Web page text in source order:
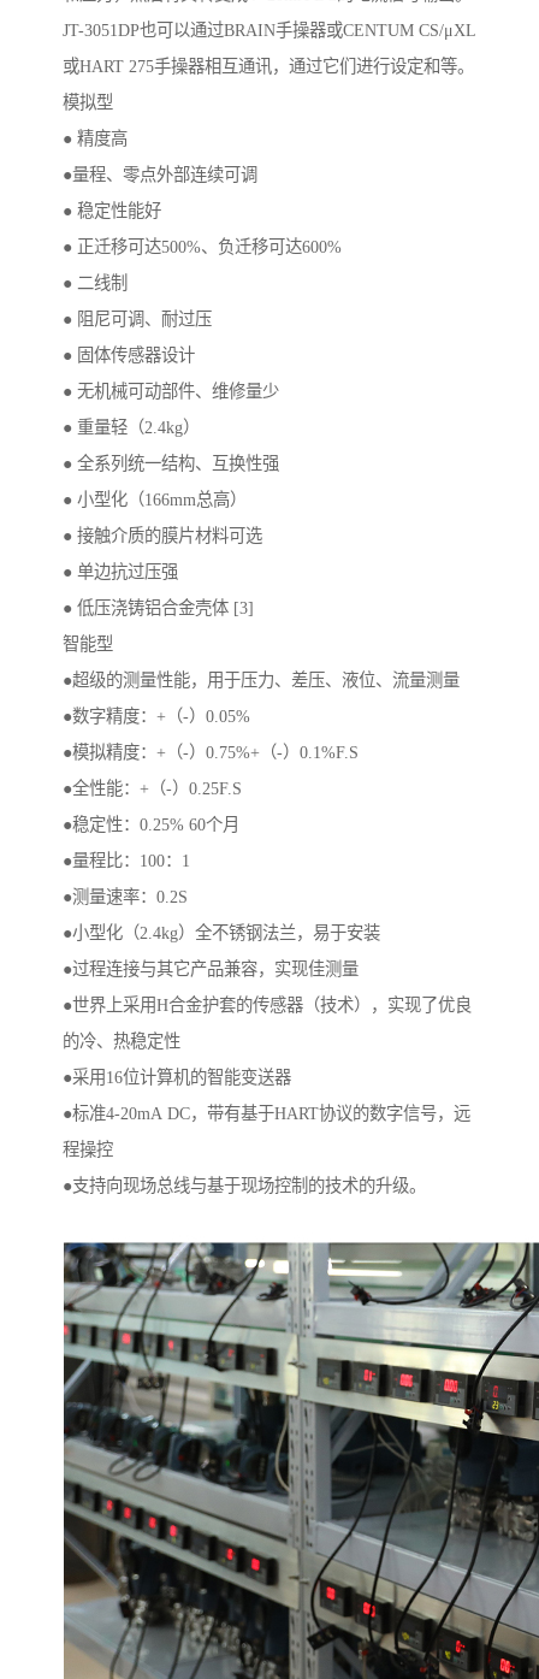
JT-3051DP也可以通过BRAIN手操器或CENTUM CS/μXL
或HART 275手操器相互通讯，通过它们进行设定和等。
模拟型
● 精度高
●量程、零点外部连续可调
● 稳定性能好
● 正迁移可达500%、负迁移可达600%
● 二线制
● 阻尼可调、耐过压
● 固体传感器设计
● 无机械可动部件、维修量少
● 重量轻（2.4kg）
● 全系列统一结构、互换性强
● 小型化（166mm总高）
● 接触介质的膜片材料可选
● 单边抗过压强
● 低压浇铸铝合金壳体 [3]
智能型
●超级的测量性能，用于压力、差压、液位、流量测量
●数字精度：+（-）0.05%
●模拟精度：+（-）0.75%+（-）0.1%F.S
●全性能：+（-）0.25F.S
●稳定性：0.25% 60个月
●量程比：100：1
●测量速率：0.2S
●小型化（2.4kg）全不锈钢法兰，易于安装
●过程连接与其它产品兼容，实现佳测量
●世界上采用H合金护套的传感器（技术），实现了优良
的冷、热稳定性
●采用16位计算机的智能变送器
●标准4-20mA DC，带有基于HART协议的数字信号，远
程操控
●支持向现场总线与基于现场控制的技术的升级。